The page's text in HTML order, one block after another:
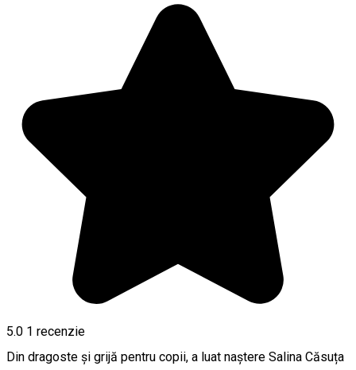
5.0 1 recenzie
Din dragoste și grijă pentru copii, a luat naștere Salina Căsuța